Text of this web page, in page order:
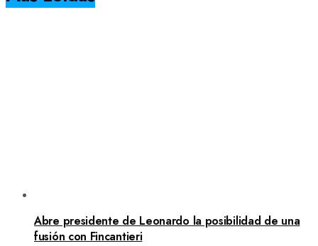
Abre presidente de Leonardo la posibilidad de una
fusión con Fincantieri